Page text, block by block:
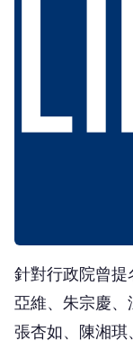
針對行政院曾提
亞維、朱宗慶、
張杏如、陳湘琪